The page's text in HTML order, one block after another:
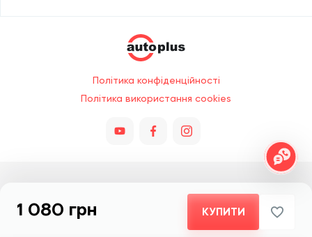
1 080 грн КУПИТИ
Політика конфіденційності
Політика використання cookies
на сайт Autoplus.ua. Цей сайт захищено reCAPTCHA та діють
Політика конфіденційності